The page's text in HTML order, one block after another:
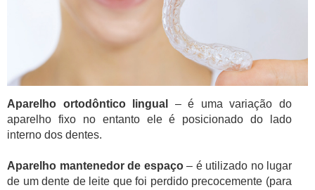
Aparelho ortodôntico lingual
– é uma variação do
aparelho fixo no entanto ele é posicionado do lado
interno dos dentes.
Aparelho mantenedor de espaço– é utilizado no lugar
de um dente de leite que foi perdido precocemente (para